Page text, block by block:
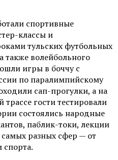
спортивные
классы и
тульских футбольных
также волейбольного
игры в боччу с
по паралимпийскому
сап-прогулки, а на
гости тестировали
состоялись народные
паблик-токи, лекции
разных сфер — от